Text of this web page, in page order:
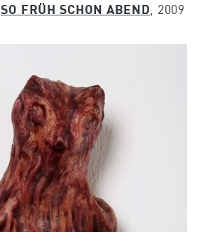
SO FRÜH SCHON ABEND , 2009